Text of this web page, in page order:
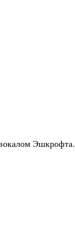
Эшкрофта.